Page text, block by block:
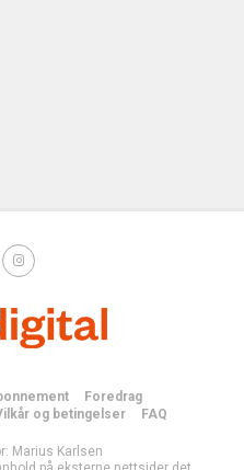
Foredrag
og betingelser FAQ
Marius Karlsen